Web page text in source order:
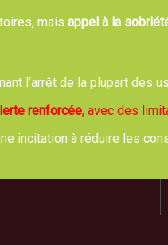
03460 Trévol
42 61 44
un email
mais appel à la
l’arrêt de la plupart des
renforcée, avec des
incitation à réduire les